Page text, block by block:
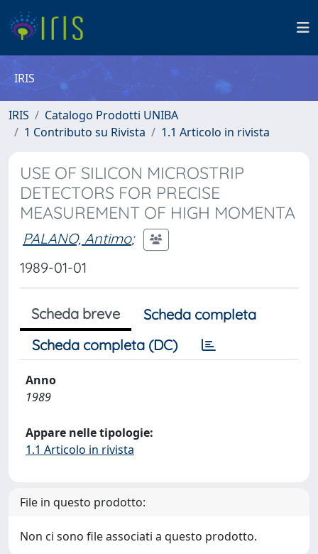
IRIS
IRIS
Catalogo Prodotti UNIBA
1 Contributo su Rivista
1.1 Articolo in rivista
USE OF SILICON MICROSTRIP
DETECTORS FOR PRECISE
MEASUREMENT OF HIGH MOMENTA
PALANO, Antimo;
1989-01-01
Scheda breve
Scheda completa
Scheda completa (DC)
Anno
1989
Appare nelle tipologie:
1.1 Articolo in rivista
File in questo prodotto:
Non ci sono file associati a questo prodotto.